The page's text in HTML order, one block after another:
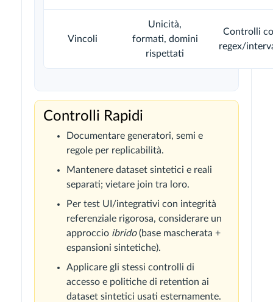
Vincoli
Unicità,
formati, domini
rispettati
Controlli
regex/
Controlli Rapidi
Documentare generatori, semi e
regole per replicabilità.
Mantenere dataset sintetici e reali
separati; vietare join tra loro.
Per test UI/integrativi con integrità
referenziale rigorosa, considerare un
approccio ibrido(base mascherata +
espansioni sintetiche).
Applicare gli stessi controlli di
accesso e politiche di retention ai
dataset sintetici usati esternamente.